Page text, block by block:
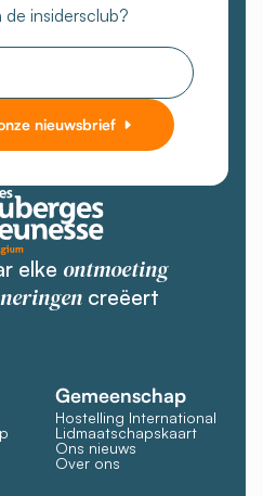
insidersclub?
nieuwsbrief
elke ontmoeting
creëert
Gemeenschap
Hostelling International
Lidmaatschapskaart
Ons nieuws
Over ons